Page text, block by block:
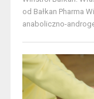
od Bałkan Pharma
anaboliczno-